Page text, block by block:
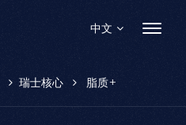
中文
瑞士核心 脂质+